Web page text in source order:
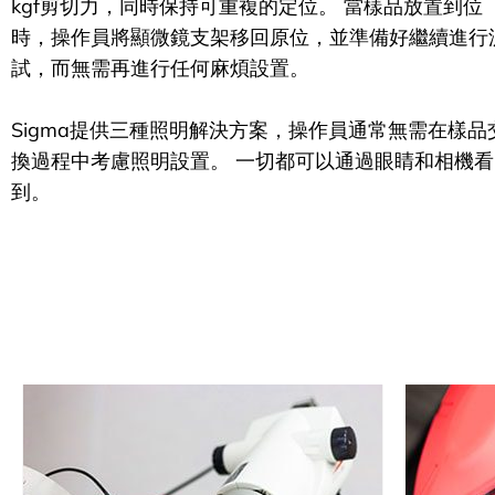
kgf剪切力，同時保持可重複的定位。 當樣品放置到位
時，操作員將顯微鏡支架移回原位，並準備好繼續進行
試，而無需再進行任何麻煩設置。
Sigma提供三種照明解決方案，操作員通常無需在樣品
換過程中考慮照明設置。 一切都可以通過眼睛和相機看
到。